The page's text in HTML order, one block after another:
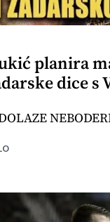
planira
dice s